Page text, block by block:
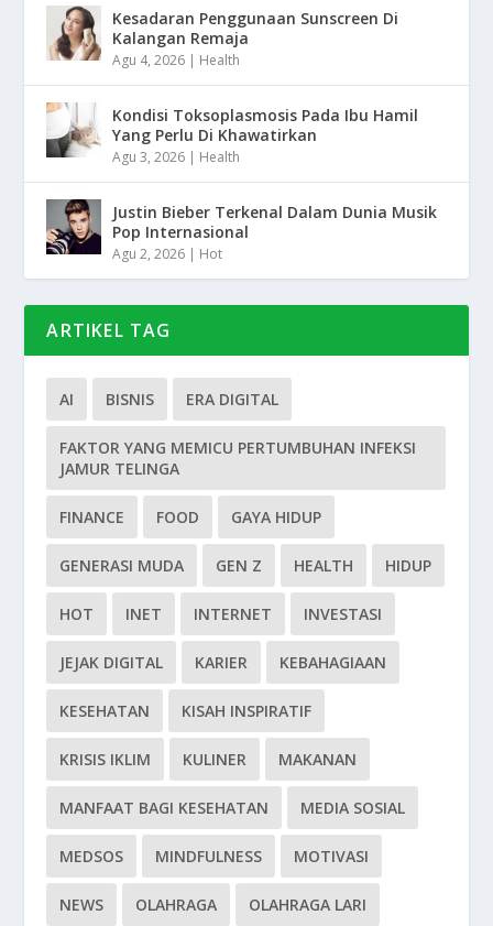
Kesadaran Penggunaan Sunscreen Di
Kalangan Remaja
Agu 4, 2026 | Health
Kondisi Toksoplasmosis Pada Ibu Hamil
Yang Perlu Di Khawatirkan
Agu 3, 2026 | Health
Justin Bieber Terkenal Dalam Dunia Musik
Pop Internasional
Agu 2, 2026 | Hot
ARTIKEL TAG
AI BISNIS ERA DIGITAL
FAKTOR YANG MEMICU PERTUMBUHAN INFEKSI
JAMUR TELINGA
FINANCE FOOD GAYA HIDUP
GENERASI MUDA GEN Z HEALTH HIDUP
HOT INET INTERNET INVESTASI
JEJAK DIGITAL KARIER KEBAHAGIAAN
KESEHATAN KISAH INSPIRATIF
KRISIS IKLIM KULINER MAKANAN
MANFAAT BAGI KESEHATAN MEDIA SOSIAL
MEDSOS MINDFULNESS MOTIVASI
NEWS OLAHRAGA OLAHRAGA LARI